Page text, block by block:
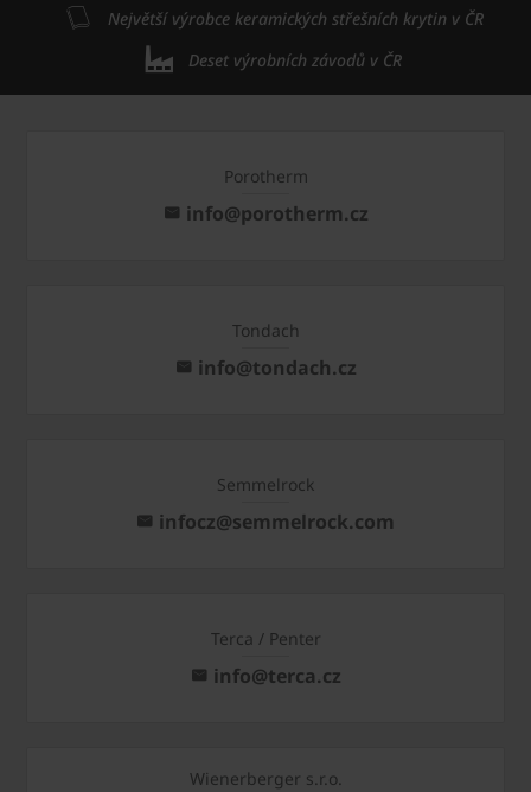
Největší výrobce keramických střešních krytin v ČR
Deset výrobních závodů v ČR
Porotherm
info@porotherm.cz
Tondach
info@tondach.cz
Semmelrock
infocz@semmelrock.com
Terca / Penter
info@terca.cz
Wienerberger s.r.o.